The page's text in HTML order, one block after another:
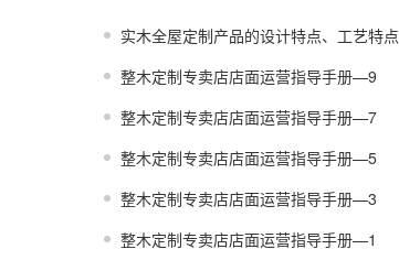
实木全屋定制产品的设计特点、工艺特点
整木定制专卖店店面运营指导手册—9
整木定制专卖店店面运营指导手册—7
整木定制专卖店店面运营指导手册—5
整木定制专卖店店面运营指导手册—3
整木定制专卖店店面运营指导手册—1